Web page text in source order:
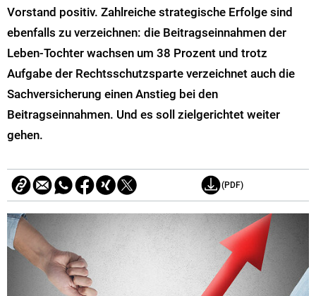
Vorstand positiv. Zahlreiche strategische Erfolge sind
ebenfalls zu verzeichnen: die Beitragseinnahmen der
Leben-Tochter wachsen um 38 Prozent und trotz
Aufgabe der Rechtsschutzsparte verzeichnet auch die
Sachversicherung einen Anstieg bei den
Beitragseinnahmen. Und es soll zielgerichtet weiter
gehen.
(PDF)